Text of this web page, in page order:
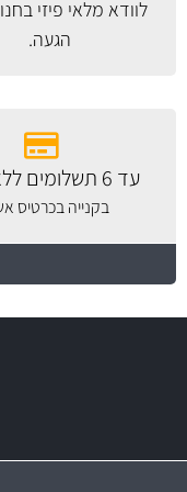
לוודא מלאי פיזי
הגעה.
עד 6 תשלומים ללא ריבית
בקנייה בכרטיס
משלוח מהיר